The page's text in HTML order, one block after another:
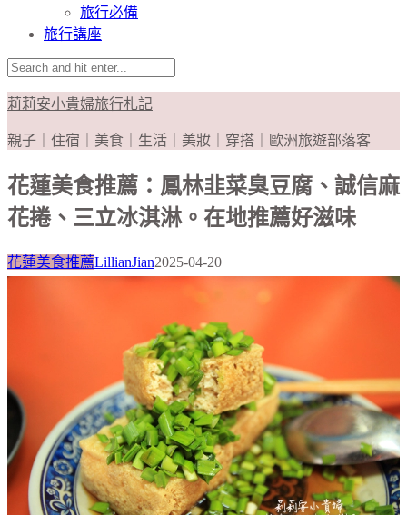
旅行必備
旅行講座
莉莉安小貴婦旅行札記
親子｜住宿｜美食｜生活｜美妝｜穿搭｜歐洲旅遊部落客
花蓮美食推薦：鳳林韭菜臭豆腐、誠信麻
花捲、三立冰淇淋。在地推薦好滋味
花蓮美食推薦LillianJian2025-04-20